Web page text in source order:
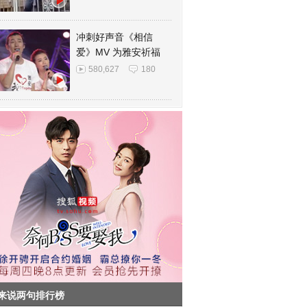
冲刺好声音《相信
爱》MV 为雅安祈福
580,627 180
说两句排行榜